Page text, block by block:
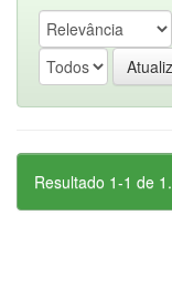
Resultado 1-1 de 1.